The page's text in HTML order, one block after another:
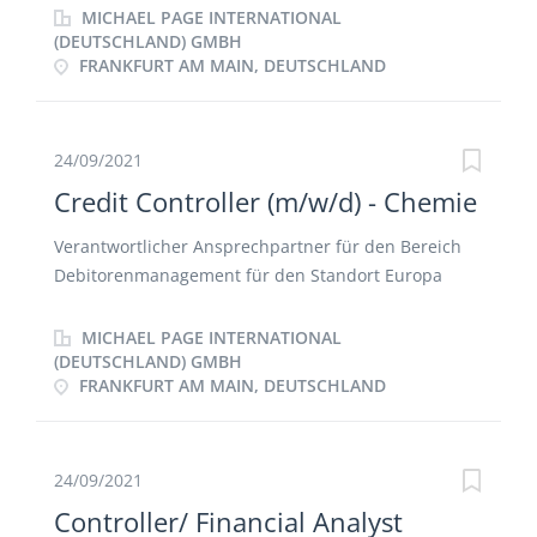
Fragestellungen Durchführung und Überwachung
der Budget- und Mehrjahresplanung sowie
Erstellung verschiedener Forecasts und Reportings
Implementieren von Planungs-, Analyse- und
ausgewählter Themen Erstellung und Präsentation
von Auswertungen, Analysen und Dokumentationen
für die Geschäftsleitung
MICHAEL PAGE INTERNATIONAL
(DEUTSCHLAND) GMBH
FRANKFURT AM MAIN, DEUTSCHLAND
24/09/2021
Credit Controller (m/w/d) - Chemie
Verantwortlicher Ansprechpartner für den Bereich
Debitorenmanagement für den Standort Europa
Verantwortung für das gesamte
Debitorenmanagement: Mahnwesen und
Forderungsmanagement für nationale und
dem In- und Ausland, Forderungsabsicherung durch
MICHAEL PAGE INTERNATIONAL
(DEUTSCHLAND) GMBH
FRANKFURT AM MAIN, DEUTSCHLAND
24/09/2021
Controller/ Financial Analyst